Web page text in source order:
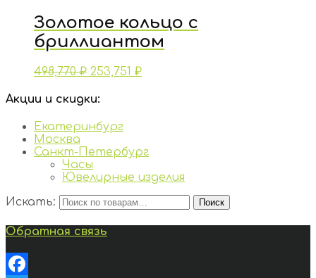
Золотое кольцо с
бриллиантом
498,770₽ 253,751 ₽
Акции и скидки:
Екатеринбург
Москва
Санкт-Петербург
Часы
Ювелирные изделия
Искать:
Поиск
Обратная связь